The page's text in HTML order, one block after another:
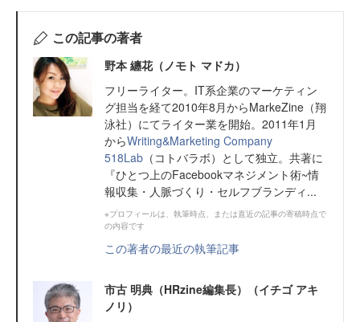
この記事の著者
野本 纏花（ノモト マドカ）
フリーライター。IT系企業のマーケティン
グ担当を経て2010年8月からMarkeZine（翔
泳社）にてライター業を開始。2011年1月
からWriting&Marketing Company
518Lab （コトバラボ）として独立。共著に
『ひとつ上のFacebookマネジメント術~情
報収集・人脈づくり・セルフブランディ...
※プロフィールは、執筆時点、または直近の記事の寄稿時点で
の内容です
この著者の最近の執筆記事
市古 明典（HRzine編集長）（イチゴ アキ
ノリ）